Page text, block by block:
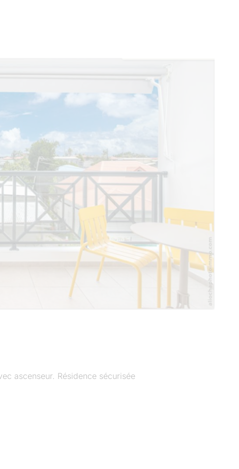
ascenseur. Résidence sécurisée